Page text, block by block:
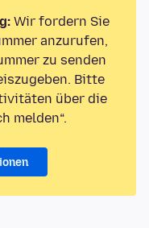
Wir fordern Sie
anzurufen,
zu senden
Bitte
über die
melden“.